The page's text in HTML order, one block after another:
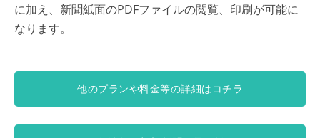
に加え、新聞紙面のPDFファイルの閲覧、印刷が可能に
なります。
他のプランや料金等の詳細はコチラ